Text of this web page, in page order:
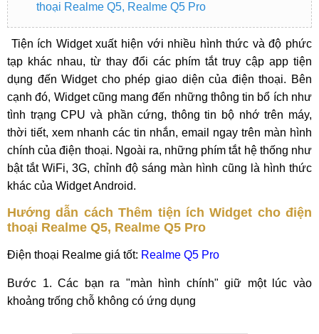
thoại Realme Q5, Realme Q5 Pro
Tiện ích Widget xuất hiện với nhiều hình thức và độ phức
tạp khác nhau, từ thay đổi các phím tắt truy cập app tiện
dụng đến Widget cho phép giao diện của điện thoại. Bên
cạnh đó, Widget cũng mang đến những thông tin bổ ích như
tình trạng CPU và phần cứng, thông tin bộ nhớ trên máy,
thời tiết, xem nhanh các tin nhắn, email ngay trên màn hình
chính của điện thoại. Ngoài ra, những phím tắt hệ thống như
bật tắt WiFi, 3G, chỉnh độ sáng màn hình cũng là hình thức
khác của Widget Android.
Hướng dẫn cách Thêm tiện ích Widget cho điện
thoại Realme Q5, Realme Q5 Pro
Điện thoại Realme giá tốt: Realme Q5 Pro
Bước 1. Các bạn ra "màn hình chính" giữ một lúc vào
khoảng trống chỗ không có ứng dụng